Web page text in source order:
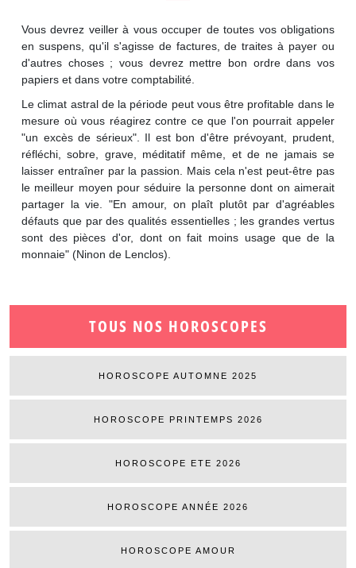
TOUS NOS HOROSCOPES
HOROSCOPE AUTOMNE 2025
HOROSCOPE PRINTEMPS 2026
HOROSCOPE ETE 2026
HOROSCOPE ANNÉE 2026
HOROSCOPE AMOUR
Vous devrez veiller à vous occuper de toutes vos obligations
en suspens, qu'il s'agisse de factures, de traites à payer ou
d'autres choses ; vous devrez mettre bon ordre dans vos
papiers et dans votre comptabilité.
Le climat astral de la période peut vous être profitable dans le
mesure où vous réagirez contre ce que l'on pourrait appeler
"un excès de sérieux". Il est bon d'être prévoyant, prudent,
réfléchi, sobre, grave, méditatif même, et de ne jamais se
laisser entraîner par la passion. Mais cela n'est peut-être pas
le meilleur moyen pour séduire la personne dont on aimerait
partager la vie. "En amour, on plaît plutôt par d'agréables
défauts que par des qualités essentielles ; les grandes vertus
sont des pièces d'or, dont on fait moins usage que de la
monnaie" (Ninon de Lenclos).